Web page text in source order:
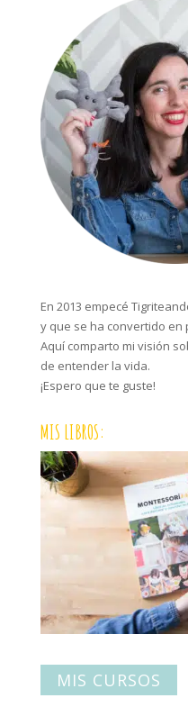
En 2013 empecé
y que se ha convertido en
Aquí comparto mi visión
de entender la vida.
¡Espero que te guste!
MIS LIBROS:
MIS CURSOS